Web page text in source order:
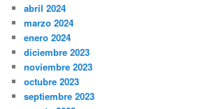
abril 2024
marzo 2024
enero 2024
diciembre 2023
noviembre 2023
octubre 2023
septiembre 2023